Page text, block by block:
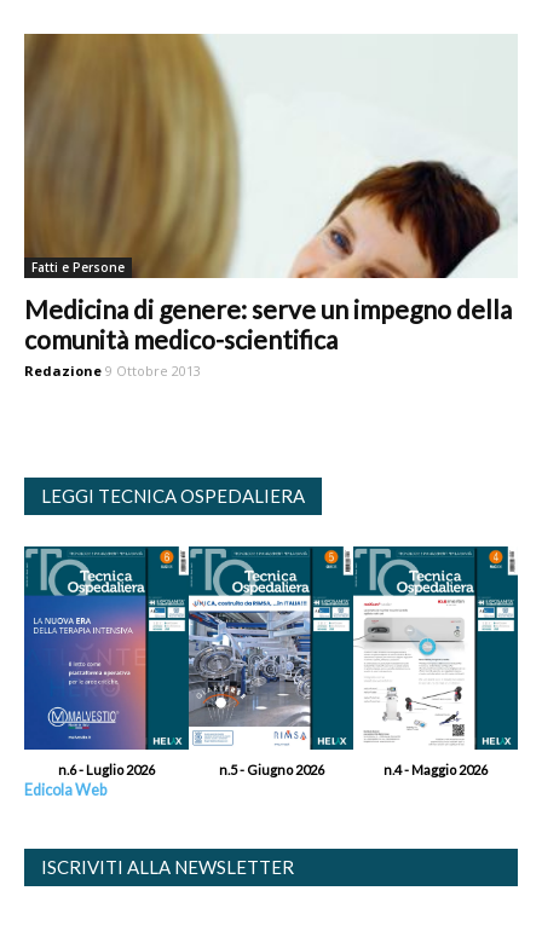
Fatti e Persone
Medicina di genere: serve un impegno della
comunità medico-scientifica
Redazione 9 Ottobre 2013
LEGGI TECNICA OSPEDALIERA
n.6 - Luglio 2026 n.5 - Giugno 2026 n.4 - Maggio 2026
Edicola Web
ISCRIVITI ALLA NEWSLETTER